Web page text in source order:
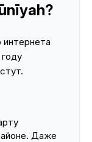
интернета
Даже